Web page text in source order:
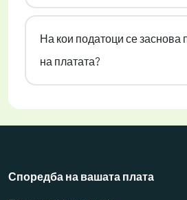
На кои податоци се заснова
на платата?
Споредба на вашата плата